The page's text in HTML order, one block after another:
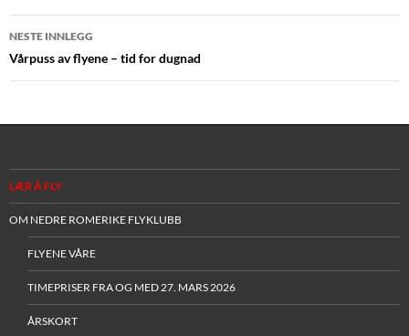
NESTE INNLEGG
Vårpuss av flyene – tid for dugnad
LÆR Å FLY
OM NEDRE ROMERIKE FLYKLUBB
FLYENE VÅRE
TIMEPRISER FRA OG MED 27. MARS 2026
ÅRSKORT